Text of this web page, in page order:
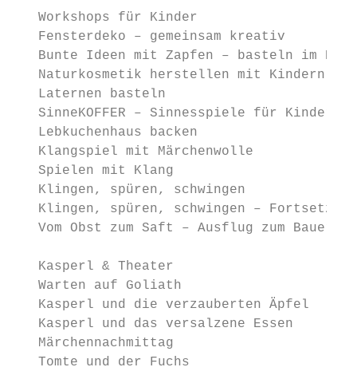
   Workshops für Kinder
Fensterdeko – gemeinsam kreativ
Bunte Ideen mit Zapfen – basteln im
Naturkosmetik herstellen mit Kindern
Laternen basteln
SinneKOFFER – Sinnesspiele für Kinder
Lebkuchenhaus backen
Klangspiel mit Märchenwolle
Spielen mit Klang
Klingen, spüren, schwingen
Klingen, spüren, schwingen –
Vom Obst zum Saft – Ausflug zum
   Kasperl & Theater
Warten auf Goliath
Kasperl und die verzauberten Äpfel
Kasperl und das versalzene Essen
Märchennachmittag
Tomte und der Fuchs